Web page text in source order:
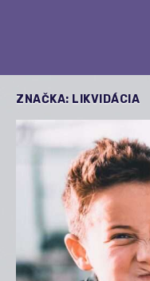
ZNAČKA: LIKVIDÁCIA